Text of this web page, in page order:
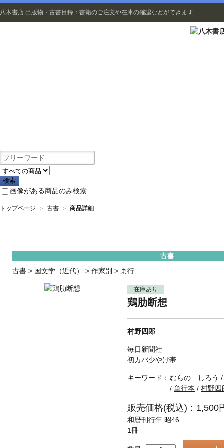
八木書店 出版物・古書目録：書籍のご注文や在庫の確認などができます
画像がある商品のみ検索
トップページ ＞ 古書 ＞ 商品詳細
古書
古書 > 国文学（近代） > 作家別 > ま行
在庫あり
鶏肋断想
村野四郎
毎日新聞社
初カバ少やけ帯
キーワード： むらの しろう
/ 単行本 / 村野四
販売価格(税込)：1,500
和暦刊行年:昭46
1冊